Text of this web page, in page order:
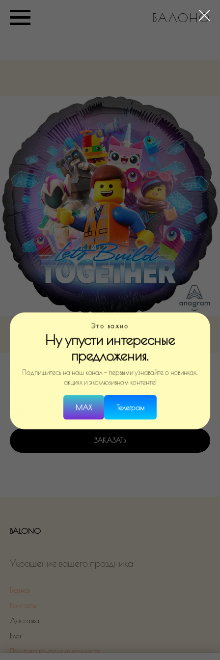
БАЛОНО
Это важно
Ну упусти интересные
предложения.
Подпишитесь на наш канал — первыми узнавайте о новинках,
акциях и эксклюзивном контенте!
MAX Телеграм
Лего
р.
ЗАКАЗАТЬ
BALONO
Украшение вашего праздника
Главная
Контакты
Доставка
Блог
Политика конфиденциальности